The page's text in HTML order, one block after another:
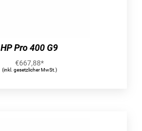
HP Pro 400 G9
€667,88*
(inkl. gesetzlicher MwSt.)